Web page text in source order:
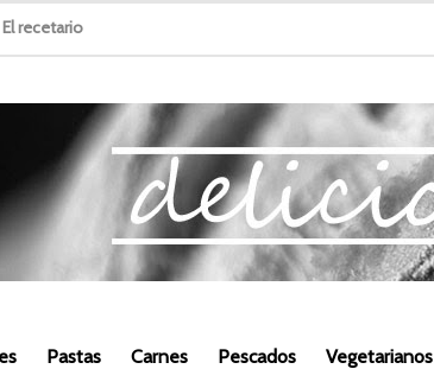
El recetario
Pastas Carnes Pescados Vegetarianos